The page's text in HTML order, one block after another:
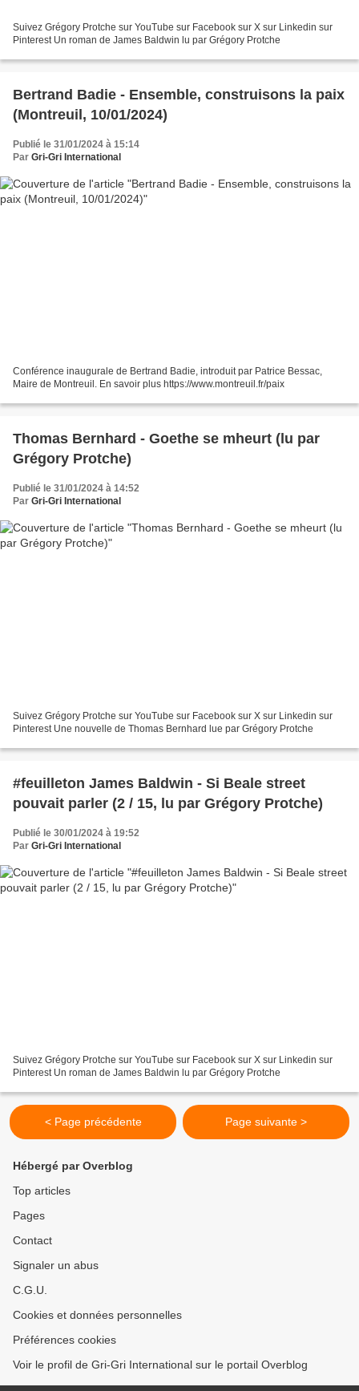
Suivez Grégory Protche sur YouTube sur Facebook sur X sur Linkedin sur
Pinterest Un roman de James Baldwin lu par Grégory Protche
Bertrand Badie - Ensemble, construisons la paix
(Montreuil, 10/01/2024)
Publié le 31/01/2024 à 15:14
Par Gri-Gri International
Conférence inaugurale de Bertrand Badie, introduit par Patrice Bessac,
Maire de Montreuil. En savoir plus https://www.montreuil.fr/paix
Thomas Bernhard - Goethe se mheurt (lu par
Grégory Protche)
Publié le 31/01/2024 à 14:52
Par Gri-Gri International
Suivez Grégory Protche sur YouTube sur Facebook sur X sur Linkedin sur
Pinterest Une nouvelle de Thomas Bernhard lue par Grégory Protche
#feuilleton James Baldwin - Si Beale street
pouvait parler (2 / 15, lu par Grégory Protche)
Publié le 30/01/2024 à 19:52
Par Gri-Gri International
Suivez Grégory Protche sur YouTube sur Facebook sur X sur Linkedin sur
Pinterest Un roman de James Baldwin lu par Grégory Protche
< Page précédente Page suivante >
Hébergé par Overblog
Top articles
Pages
Contact
Signaler un abus
C.G.U.
Cookies et données personnelles
Préférences cookies
Voir le profil de Gri-Gri International sur le portail Overblog